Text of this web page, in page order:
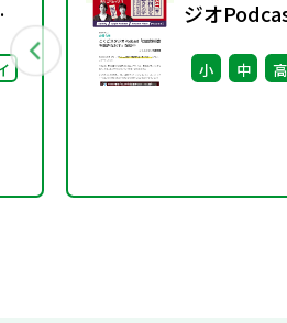
ジオ
書を聴き
小 中 高